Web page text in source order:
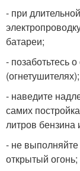
- при
батареи;
- позаботьтесь
(огнетушителях);
- наведите
самих
литров бензина
- не
открытый огонь;